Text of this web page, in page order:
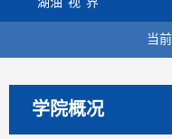
当
学院概况